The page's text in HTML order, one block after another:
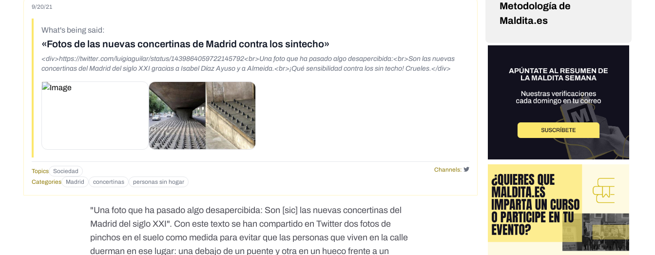
9/20/21
What's being said:
«Fotos de las nuevas concertinas de Madrid contra los sintecho»
<div>https://twitter.com/luigiaguilar/status/1439864059722145792<br>Una foto que ha pasado algo desapercibida:<br>Son las nuevas
concertinas del Madrid del siglo XXI gracias a Isabel Díaz Ayuso y a Almeida.<br>¡Qué sensibilidad contra los sin techo! Crueles.</div>
Topics Sociedad
Channels:
Categories
Madrid concertinas personas sin hogar
"Una foto que ha pasado algo desapercibida: Son [sic] las nuevas concertinas del
Madrid del siglo XXI". Con este texto se han compartido en Twitter dos fotos de
pinchos en el suelo como medida para evitar que las personas que viven en la calle
duerman en ese lugar: una debajo de un puente y otra en un hueco frente a un
Metodología de
Maldita.es